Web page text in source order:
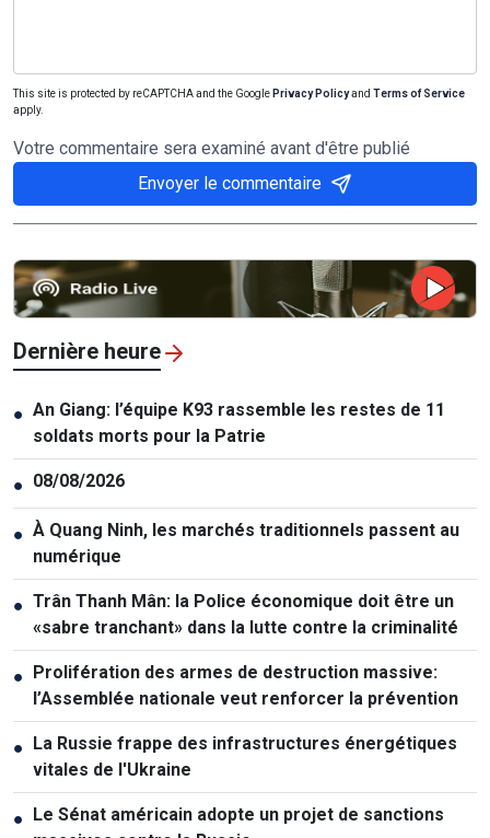
This site is protected by reCAPTCHA and the Google Privacy Policyand Terms of Service
apply.
Votre commentaire sera examiné avant d'être publié
Envoyer le commentaire
Dernière heure
● An Giang: l’équipe K93 rassemble les restes de 11
soldats morts pour la Patrie
● 08/08/2026
● À Quang Ninh, les marchés traditionnels passent au
numérique
● Trân Thanh Mân: la Police économique doit être un
«sabre tranchant» dans la lutte contre la criminalité
● Prolifération des armes de destruction massive:
l’Assemblée nationale veut renforcer la prévention
● La Russie frappe des infrastructures énergétiques
vitales de l'Ukraine
● Le Sénat américain adopte un projet de sanctions